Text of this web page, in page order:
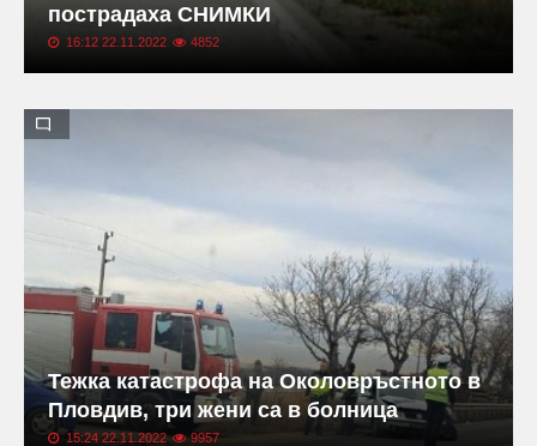
пострадаха СНИМКИ
16:12 22.11.2022 4852
Тежка катастрофа на Околовръстното в
Пловдив, три жени са в болница
15:24 22.11.2022 9957